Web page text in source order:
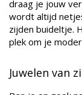
draag je jouw
wordt altijd
zijden buideltje.
plek om je
Juwelen van